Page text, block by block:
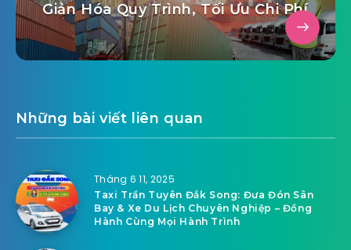
Giản Hóa Quy Trình, Tối Ưu Chi Phí
Những bài viết liên quan
Tháng 6 11, 2025
Taxi Trần Tuyên Đắk Song: Đưa Đón Sân
Bay & Xe Du Lịch Chuyên Nghiệp – Đồng
Hành Cùng Mọi Hành Trình